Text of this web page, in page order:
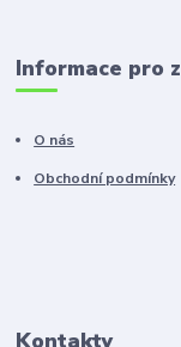
Informace pro
O nás
Obchodní podmínky